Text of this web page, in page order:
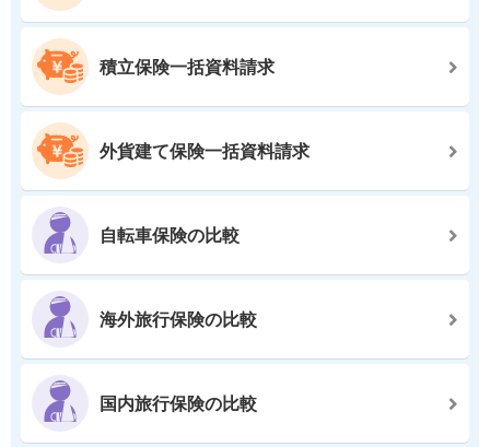
積立保険一括資料請求
外貨建て保険一括資料請求
自転車保険の比較
海外旅行保険の比較
国内旅行保険の比較